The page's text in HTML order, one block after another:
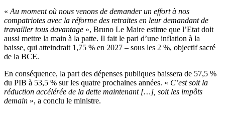
« Au moment où nous venons de demander un effort à nos
compatriotes avec la réforme des retraites en leur demandant de
travailler tous davantage », Bruno Le Maire estime que l’Etat doit
aussi mettre la main à la patte. Il fait le pari d’une inflation à la
baisse, qui atteindrait 1,75 % en 2027 – sous les 2 %, objectif sacré
de la BCE.
En conséquence, la part des dépenses publiques baissera de 57,5 %
du PIB à 53,5 % sur les quatre prochaines années. « C’est soit la
réduction accélérée de la dette maintenant […], soit les impôts
demain », a conclu le ministre.